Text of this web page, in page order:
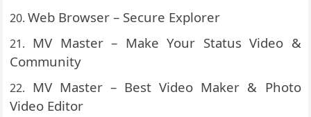
Web Browser – Secure Explorer
MV Master – Make Your Status Video &
Community
MV Master – Best Video Maker & Photo
Video Editor